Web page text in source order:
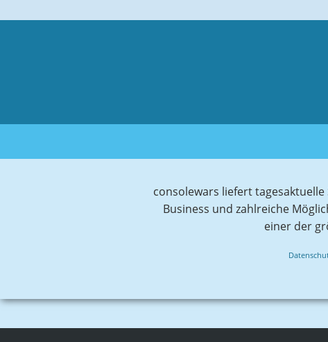
consolewars liefert
Business und zahlreiche
einer der